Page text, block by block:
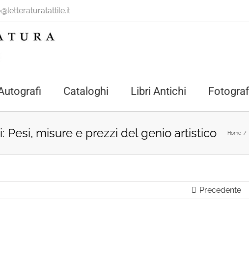
Cataloghi Libri Antichi
Pesi, misure e prezzi del genio artistico Home /
Precedente